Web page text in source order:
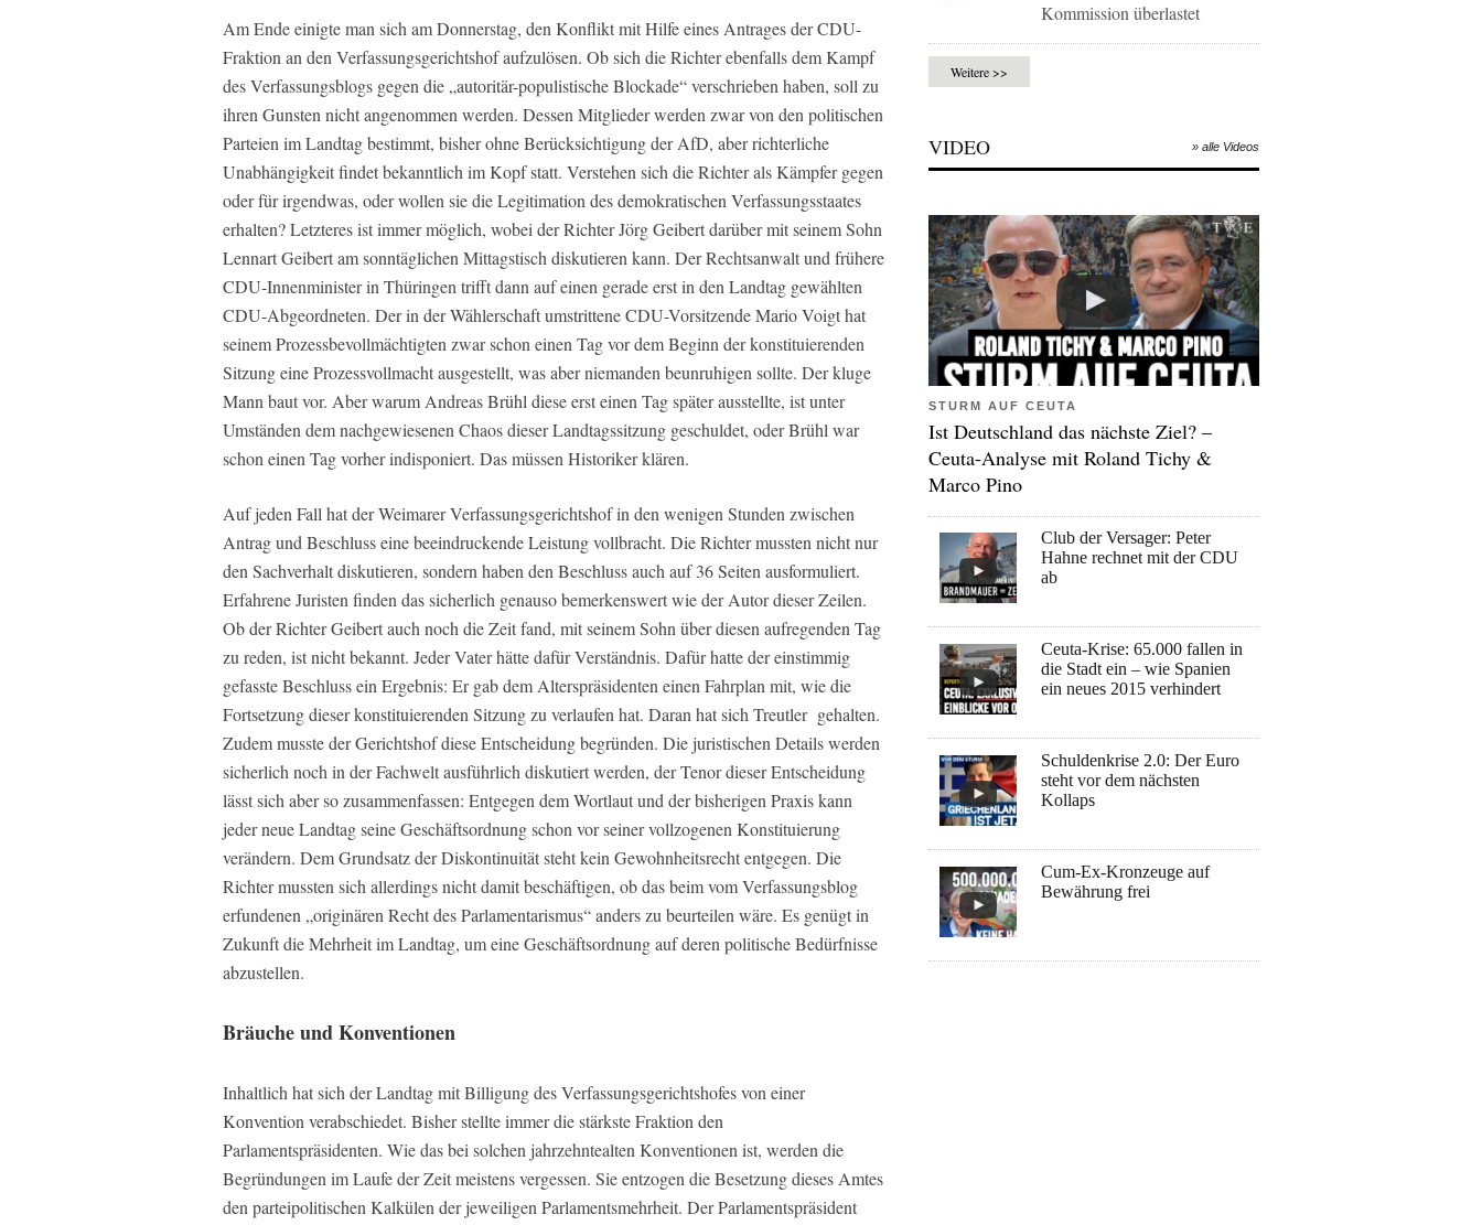
Am Ende einigte man sich am Donnerstag, den Konflikt mit Hilfe eines Antrages der CDU-
Fraktion an den Verfassungsgerichtshof aufzulösen. Ob sich die Richter ebenfalls dem Kampf
des Verfassungsblogs gegen die „autoritär-populistische Blockade“ verschrieben haben, soll zu
ihren Gunsten nicht angenommen werden. Dessen Mitglieder werden zwar von den politischen
Parteien im Landtag bestimmt, bisher ohne Berücksichtigung der AfD, aber richterliche
Unabhängigkeit findet bekanntlich im Kopf statt. Verstehen sich die Richter als Kämpfer gegen
oder für irgendwas, oder wollen sie die Legitimation des demokratischen Verfassungsstaates
erhalten? Letzteres ist immer möglich, wobei der Richter Jörg Geibert darüber mit seinem Sohn
Lennart Geibert am sonntäglichen Mittagstisch diskutieren kann. Der Rechtsanwalt und frühere
CDU-Innenminister in Thüringen trifft dann auf einen gerade erst in den Landtag gewählten
CDU-Abgeordneten. Der in der Wählerschaft umstrittene CDU-Vorsitzende Mario Voigt hat
seinem Prozessbevollmächtigten zwar schon einen Tag vor dem Beginn der konstituierenden
Sitzung eine Prozessvollmacht ausgestellt, was aber niemanden beunruhigen sollte. Der kluge
Mann baut vor. Aber warum Andreas Brühl diese erst einen Tag später ausstellte, ist unter
Umständen dem nachgewiesenen Chaos dieser Landtagssitzung geschuldet, oder Brühl war
schon einen Tag vorher indisponiert. Das müssen Historiker klären.
Auf jeden Fall hat der Weimarer Verfassungsgerichtshof in den wenigen Stunden zwischen
Antrag und Beschluss eine beeindruckende Leistung vollbracht. Die Richter mussten nicht nur
den Sachverhalt diskutieren, sondern haben den Beschluss auch auf 36 Seiten ausformuliert.
Erfahrene Juristen finden das sicherlich genauso bemerkenswert wie der Autor dieser Zeilen.
Ob der Richter Geibert auch noch die Zeit fand, mit seinem Sohn über diesen aufregenden Tag
zu reden, ist nicht bekannt. Jeder Vater hätte dafür Verständnis. Dafür hatte der einstimmig
gefasste Beschluss ein Ergebnis: Er gab dem Alterspräsidenten einen Fahrplan mit, wie die
Fortsetzung dieser konstituierenden Sitzung zu verlaufen hat. Daran hat sich Treutler gehalten.
Zudem musste der Gerichtshof diese Entscheidung begründen. Die juristischen Details werden
sicherlich noch in der Fachwelt ausführlich diskutiert werden, der Tenor dieser Entscheidung
lässt sich aber so zusammenfassen: Entgegen dem Wortlaut und der bisherigen Praxis kann
jeder neue Landtag seine Geschäftsordnung schon vor seiner vollzogenen Konstituierung
verändern. Dem Grundsatz der Diskontinuität steht kein Gewohnheitsrecht entgegen. Die
Richter mussten sich allerdings nicht damit beschäftigen, ob das beim vom Verfassungsblog
erfundenen „originären Recht des Parlamentarismus“ anders zu beurteilen wäre. Es genügt in
Zukunft die Mehrheit im Landtag, um eine Geschäftsordnung auf deren politische Bedürfnisse
abzustellen.
Bräuche und Konventionen
Inhaltlich hat sich der Landtag mit Billigung des Verfassungsgerichtshofes von einer
Konvention verabschiedet. Bisher stellte immer die stärkste Fraktion den
Parlamentspräsidenten. Wie das bei solchen jahrzehntealten Konventionen ist, werden die
Begründungen im Laufe der Zeit meistens vergessen. Sie entzogen die Besetzung dieses Amtes
den parteipolitischen Kalkülen der jeweiligen Parlamentsmehrheit. Der Parlamentspräsident
Kommission überlastet
Weitere >>
VIDEO » alle Videos
STURM AUF CEUTA
Ist Deutschland das nächste Ziel? –
Ceuta-Analyse mit Roland Tichy &
Marco Pino
Club der Versager: Peter
Hahne rechnet mit der CDU
ab
Ceuta-Krise: 65.000 fallen in
die Stadt ein – wie Spanien
ein neues 2015 verhindert
Schuldenkrise 2.0: Der Euro
steht vor dem nächsten
Kollaps
Cum-Ex-Kronzeuge auf
Bewährung frei